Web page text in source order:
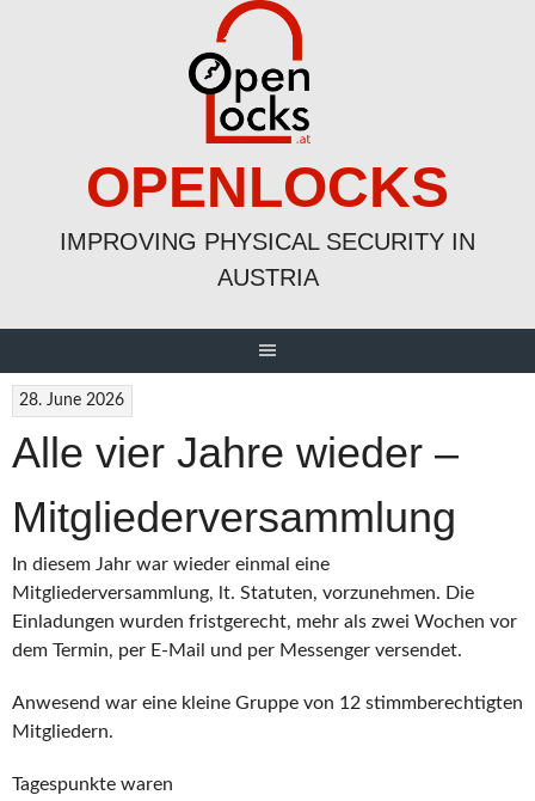
OPENLOCKS
IMPROVING PHYSICAL SECURITY IN
AUSTRIA
28. June 2026
Alle vier Jahre wieder –
Mitgliederversammlung
In diesem Jahr war wieder einmal eine
Mitgliederversammlung, lt. Statuten, vorzunehmen. Die
Einladungen wurden fristgerecht, mehr als zwei Wochen vor
dem Termin, per E-Mail und per Messenger versendet.
Anwesend war eine kleine Gruppe von 12 stimmberechtigten
Mitgliedern.
Tagespunkte waren